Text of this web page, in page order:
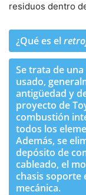
residuos dentro
¿Qué es el
Se trata de
usado,
antigüedad y
proyecto de
combustión
todos los
Además, se
depósito de
cableado, el
chasis soporte
mecánica.